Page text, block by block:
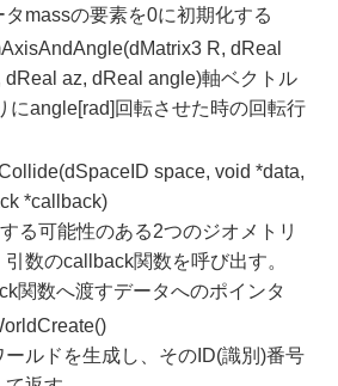
タmassの要素を0に初期化する
R, dReal
dReal az, dReal angle)軸ベクトル
にangle[rad]回転させた時の回転行
space, void *data,
*callback)
る可能性のある2つのジオメトリ
数のcallback関数を呼び出す。
関数へ渡すデータへのポインタ
ールドを生成し、そのID(識別)番号